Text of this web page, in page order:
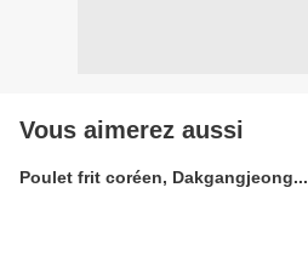
Vous aimerez aussi
Poulet frit coréen, Dakgangjeong...